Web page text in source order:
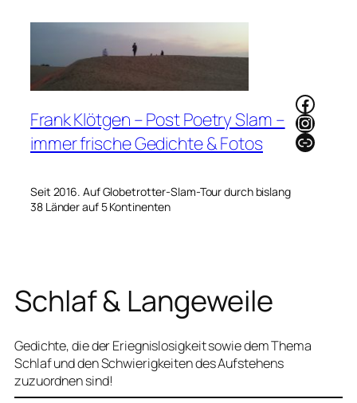
Frank Klötgen – Post Poetry Slam –
immer frische Gedichte & Fotos
Seit 2016. Auf Globetrotter-Slam-Tour durch bislang
38 Länder auf 5 Kontinenten
Link
Schlaf & Langeweile
Gedichte, die der Eriegnislosigkeit sowie dem Thema
Schlaf und den Schwierigkeiten des Aufstehens
zuzuordnen sind!